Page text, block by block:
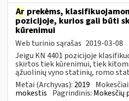
Ar prekėms,
pozicijoje, kurios gali būti
kūrenimui
Web turinio sąrašas 2019-03-08
Jeigu KN 4401 pozicijoje
skirtos tiek kūrenimui, tiek
ąžuolinių vyno statinių, romo
Metai (Archyvas): 2019 Mokesčiai:
mokestis Pagrindinis: Mokesčių